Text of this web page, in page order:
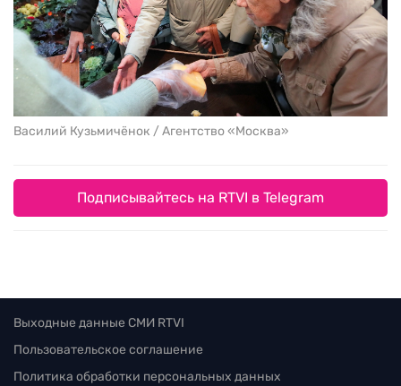
Василий Кузьмичёнок / Агентство «Москва»
Подписывайтесь на RTVI в Telegram
Выходные данные СМИ RTVI
Пользовательское соглашение
Политика обработки персональных данных